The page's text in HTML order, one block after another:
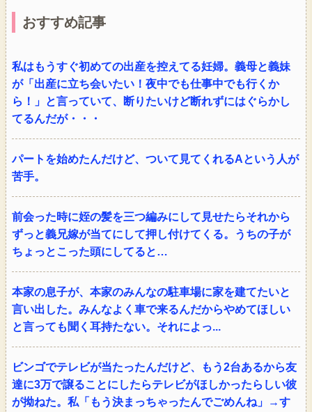
おすすめ記事
私はもうすぐ初めての出産を控えてる妊婦。義母と義妹
が「出産に立ち会いたい！夜中でも仕事中でも行くか
ら！」と言っていて、断りたいけど断れずにはぐらかし
てるんだが・・・
パートを始めたんだけど、ついて見てくれるAという人が
苦手。
前会った時に姪の髪を三つ編みにして見せたらそれから
ずっと義兄嫁が当てにして押し付けてくる。うちの子が
ちょっとこった頭にしてると…
本家の息子が、本家のみんなの駐車場に家を建てたいと
言い出した。みんなよく車で来るんだからやめてほしい
と言っても聞く耳持たない。それによっ...
ビンゴでテレビが当たったんだけど、もう2台あるから友
達に3万で譲ることにしたらテレビがほしかったらしい彼
が拗ねた。私「もう決まっちゃったんでごめんね」→す